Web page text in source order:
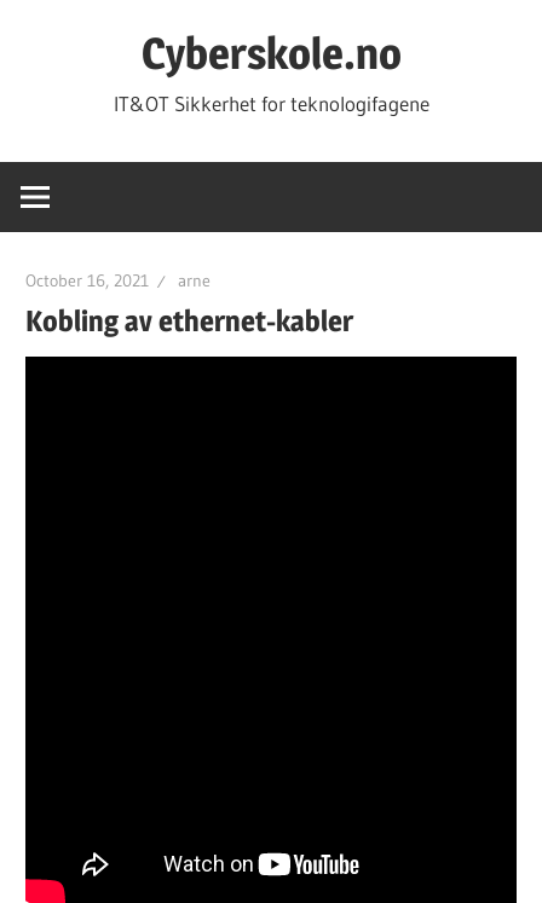
Cyberskole.no
IT&OT Sikkerhet for teknologifagene
October 16, 2021 arne
Kobling av ethernet-kabler